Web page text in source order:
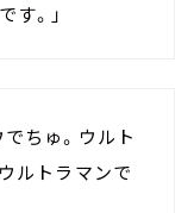
。」
ちゅ。ウルト
ルトラマンで